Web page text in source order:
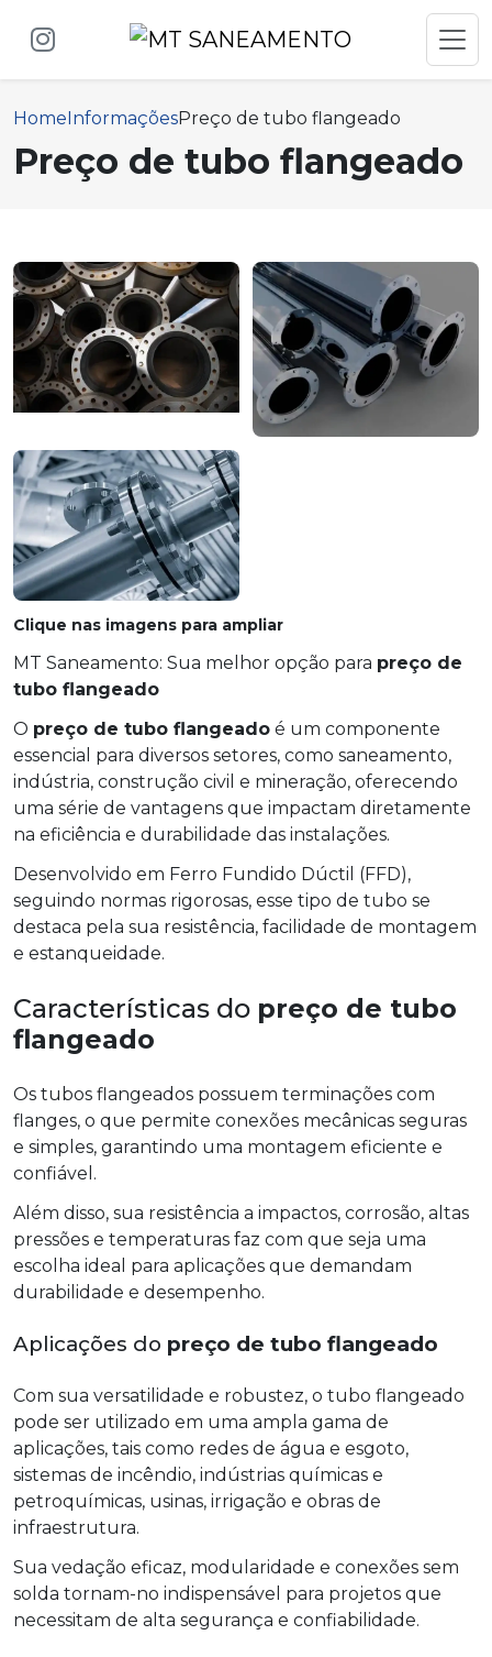
HomeInformaçõesPreço de tubo flangeado
Preço de tubo flangeado
Clique nas imagens para ampliar
MT Saneamento: Sua melhor opção para preço de
tubo flangeado
O preço de tubo flangeado é um componente
essencial para diversos setores, como saneamento,
indústria, construção civil e mineração, oferecendo
uma série de vantagens que impactam diretamente
na eficiência e durabilidade das instalações.
Desenvolvido em Ferro Fundido Dúctil (FFD),
seguindo normas rigorosas, esse tipo de tubo se
destaca pela sua resistência, facilidade de montagem
e estanqueidade.
Características do preço de tubo
flangeado
Os tubos flangeados possuem terminações com
flanges, o que permite conexões mecânicas seguras
e simples, garantindo uma montagem eficiente e
confiável.
Além disso, sua resistência a impactos, corrosão, altas
pressões e temperaturas faz com que seja uma
escolha ideal para aplicações que demandam
durabilidade e desempenho.
Aplicações do preço de tubo flangeado
Com sua versatilidade e robustez, o tubo flangeado
pode ser utilizado em uma ampla gama de
aplicações, tais como redes de água e esgoto,
sistemas de incêndio, indústrias químicas e
petroquímicas, usinas, irrigação e obras de
infraestrutura.
Sua vedação eficaz, modularidade e conexões sem
solda tornam-no indispensável para projetos que
necessitam de alta segurança e confiabilidade.